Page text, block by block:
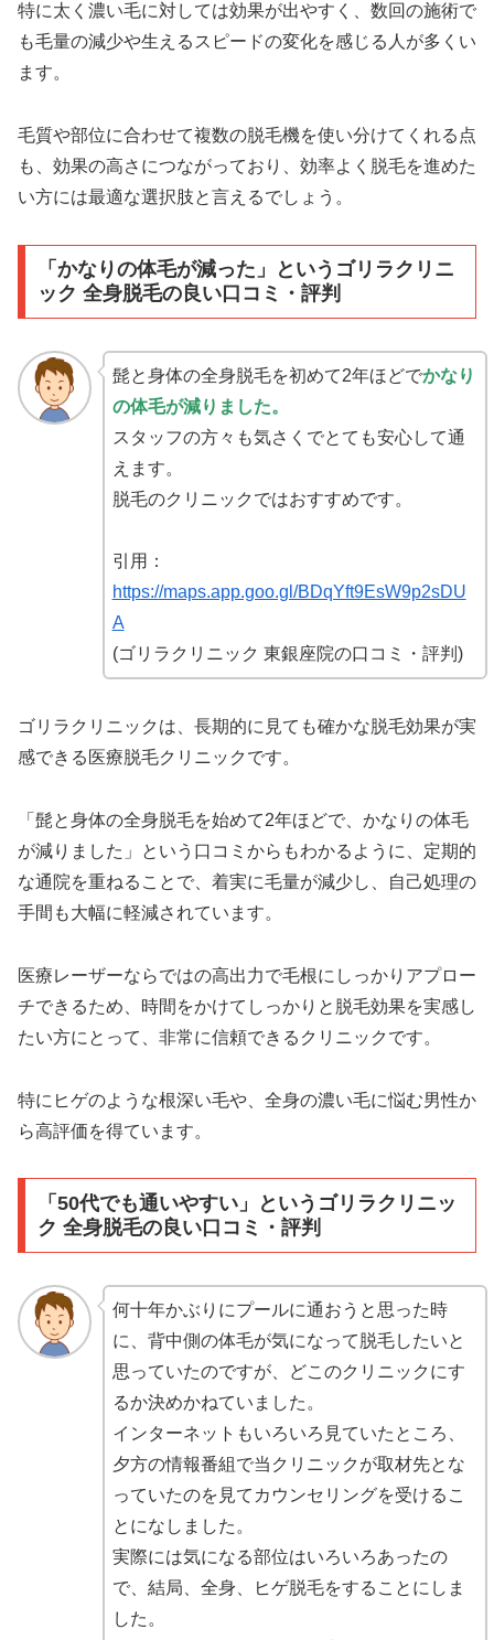
特に太く濃い毛に対しては効果が出やすく、数回の施術で
も毛量の減少や生えるスピードの変化を感じる人が多くい
ます。
毛質や部位に合わせて複数の脱毛機を使い分けてくれる点
も、効果の高さにつながっており、効率よく脱毛を進めた
い方には最適な選択肢と言えるでしょう。
「かなりの体毛が減った」というゴリラクリニ
ック 全身脱毛の良い口コミ・評判
髭と身体の全身脱毛を初めて2年ほどでかなり
の体毛が減りました。
スタッフの方々も気さくでとても安心して通
えます。
脱毛のクリニックではおすすめです。
引用：
https://maps.app.goo.gl/BDqYft9EsW9p2sDU
A
(ゴリラクリニック 東銀座院の口コミ・評判)
ゴリラクリニックは、長期的に見ても確かな脱毛効果が実
感できる医療脱毛クリニックです。
「髭と身体の全身脱毛を始めて2年ほどで、かなりの体毛
が減りました」という口コミからもわかるように、定期的
な通院を重ねることで、着実に毛量が減少し、自己処理の
手間も大幅に軽減されています。
医療レーザーならではの高出力で毛根にしっかりアプロー
チできるため、時間をかけてしっかりと脱毛効果を実感し
たい方にとって、非常に信頼できるクリニックです。
特にヒゲのような根深い毛や、全身の濃い毛に悩む男性か
ら高評価を得ています。
「50代でも通いやすい」というゴリラクリニッ
ク 全身脱毛の良い口コミ・評判
何十年かぶりにプールに通おうと思った時
に、背中側の体毛が気になって脱毛したいと
思っていたのですが、どこのクリニックにす
るか決めかねていました。
インターネットもいろいろ見ていたところ、
夕方の情報番組で当クリニックが取材先とな
っていたのを見てカウンセリングを受けるこ
とになしました。
実際には気になる部位はいろいろあったの
で、結局、全身、ヒゲ脱毛をすることにしま
した。